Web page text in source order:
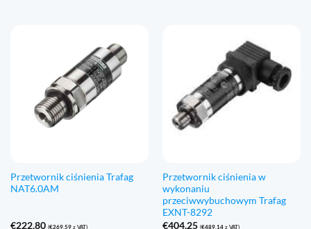
Przetwornik ciśnienia Trafag
NAT6.0AM
€222,80 (€269,59z VAT)
Przetwornik ciśnienia w
wykonaniu
przeciwwybuchowym Trafag
EXNT-8292
€404,25 (€489,14z VAT)